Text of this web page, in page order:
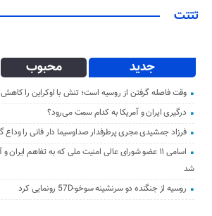
تتتت
جدید محبوب
وقت فاصله گرفتن از روسیه است؛ تنش با اوکراین را
درگیری ایران و آمریکا به کدام سمت می‌رود؟
فرزاد جمشیدی مجری پرطرفدار صداوسیما دار فانی را
اسامی ۱۱ عضو شورای عالی امنیت ملی که به تفاهم
شد
روسیه از جنگنده دو سرنشینه سوخو-57D رونمایی کرد